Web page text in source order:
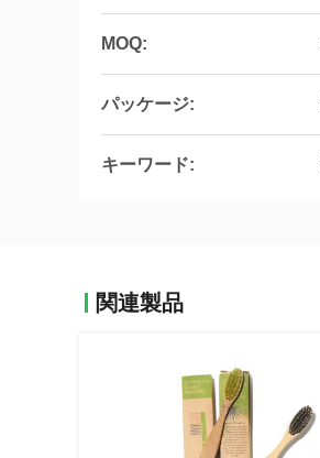
MOQ:
パッケージ:
キーワード:
関連製品